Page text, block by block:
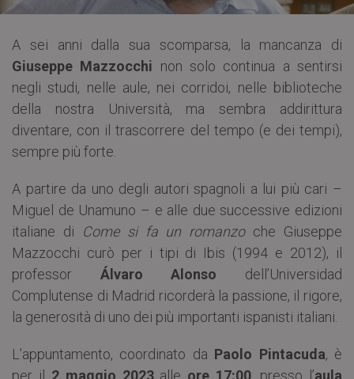
A sei anni dalla sua scomparsa, la mancanza di
Giuseppe Mazzocchi non solo continua a sentirsi
negli studi, nelle aule, nei corridoi, nelle biblioteche
della nostra Università, ma sembra addirittura
diventare, con il trascorrere del tempo (e dei tempi),
sempre più forte.
A partire da uno degli autori spagnoli a lui più cari –
Miguel de Unamuno – e alle due successive edizioni
italiane di
Come si fa un romanzoche Giuseppe
Mazzocchi curò per i tipi di Ibis (1994 e 2012), il
professor Álvaro Alonso dell’Universidad
Complutense di Madrid ricorderà la passione, il rigore,
la generosità di uno dei più importanti ispanisti italiani.
L’appuntamento, coordinato da Paolo Pintacuda, è
per il 2 maggio 2023alle ore 17:00, presso l’aula